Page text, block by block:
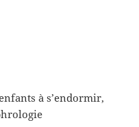
à s’endormir,